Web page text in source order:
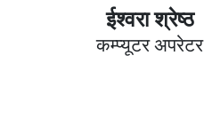
ईश्वरा श्रेष्ठ
कम्प्यूटर अपरेटर